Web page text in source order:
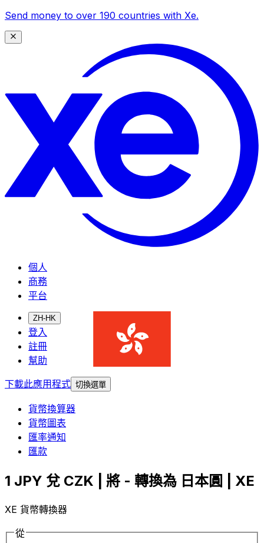
Send money to over 190 countries with Xe.
個人
商務
平台
ZH-HK
登入
註冊
幫助
下載此應用程式 切換選單
貨幣換算器
貨幣圖表
匯率通知
匯款
1 JPY 兌 CZK | 將 - 轉換為 日本圓 | XE
XE 貨幣轉換器
從